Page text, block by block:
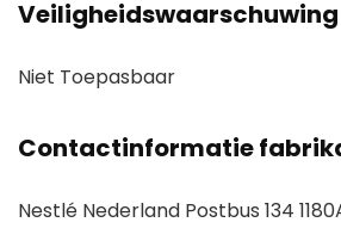
Veiligheidswaarschuwing
Niet Toepasbaar
Contactinformatie
Nestlé Nederland Postbus 134